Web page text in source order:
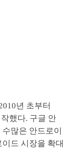
년 초부터
했다. 구글 안
많은 안드로이
드 시장을 확대